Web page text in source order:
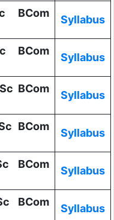
BCom
Syllabus
BCom
Syllabus
BCom
Syllabus
BCom
Syllabus
BCom
Syllabus
BCom
Syllabus